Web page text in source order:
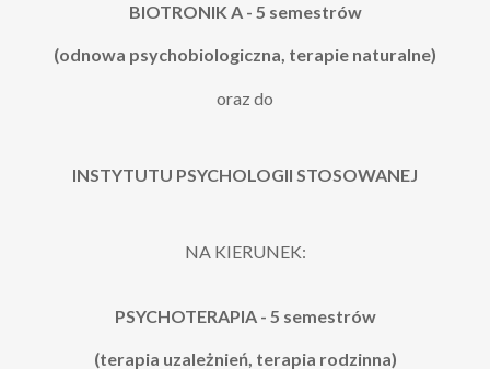
BIOTRONIK A- 5 semestrów
(odnowa psychobiologiczna, terapie naturalne)
oraz do
INSTYTUTU PSYCHOLOGII STOSOWANEJ
NA KIERUNEK:
PSYCHOTERAPIA- 5 semestrów
(terapia uzależnień, terapia rodzinna)